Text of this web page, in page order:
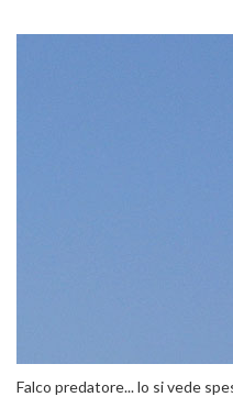
Falco predatore... lo si vede